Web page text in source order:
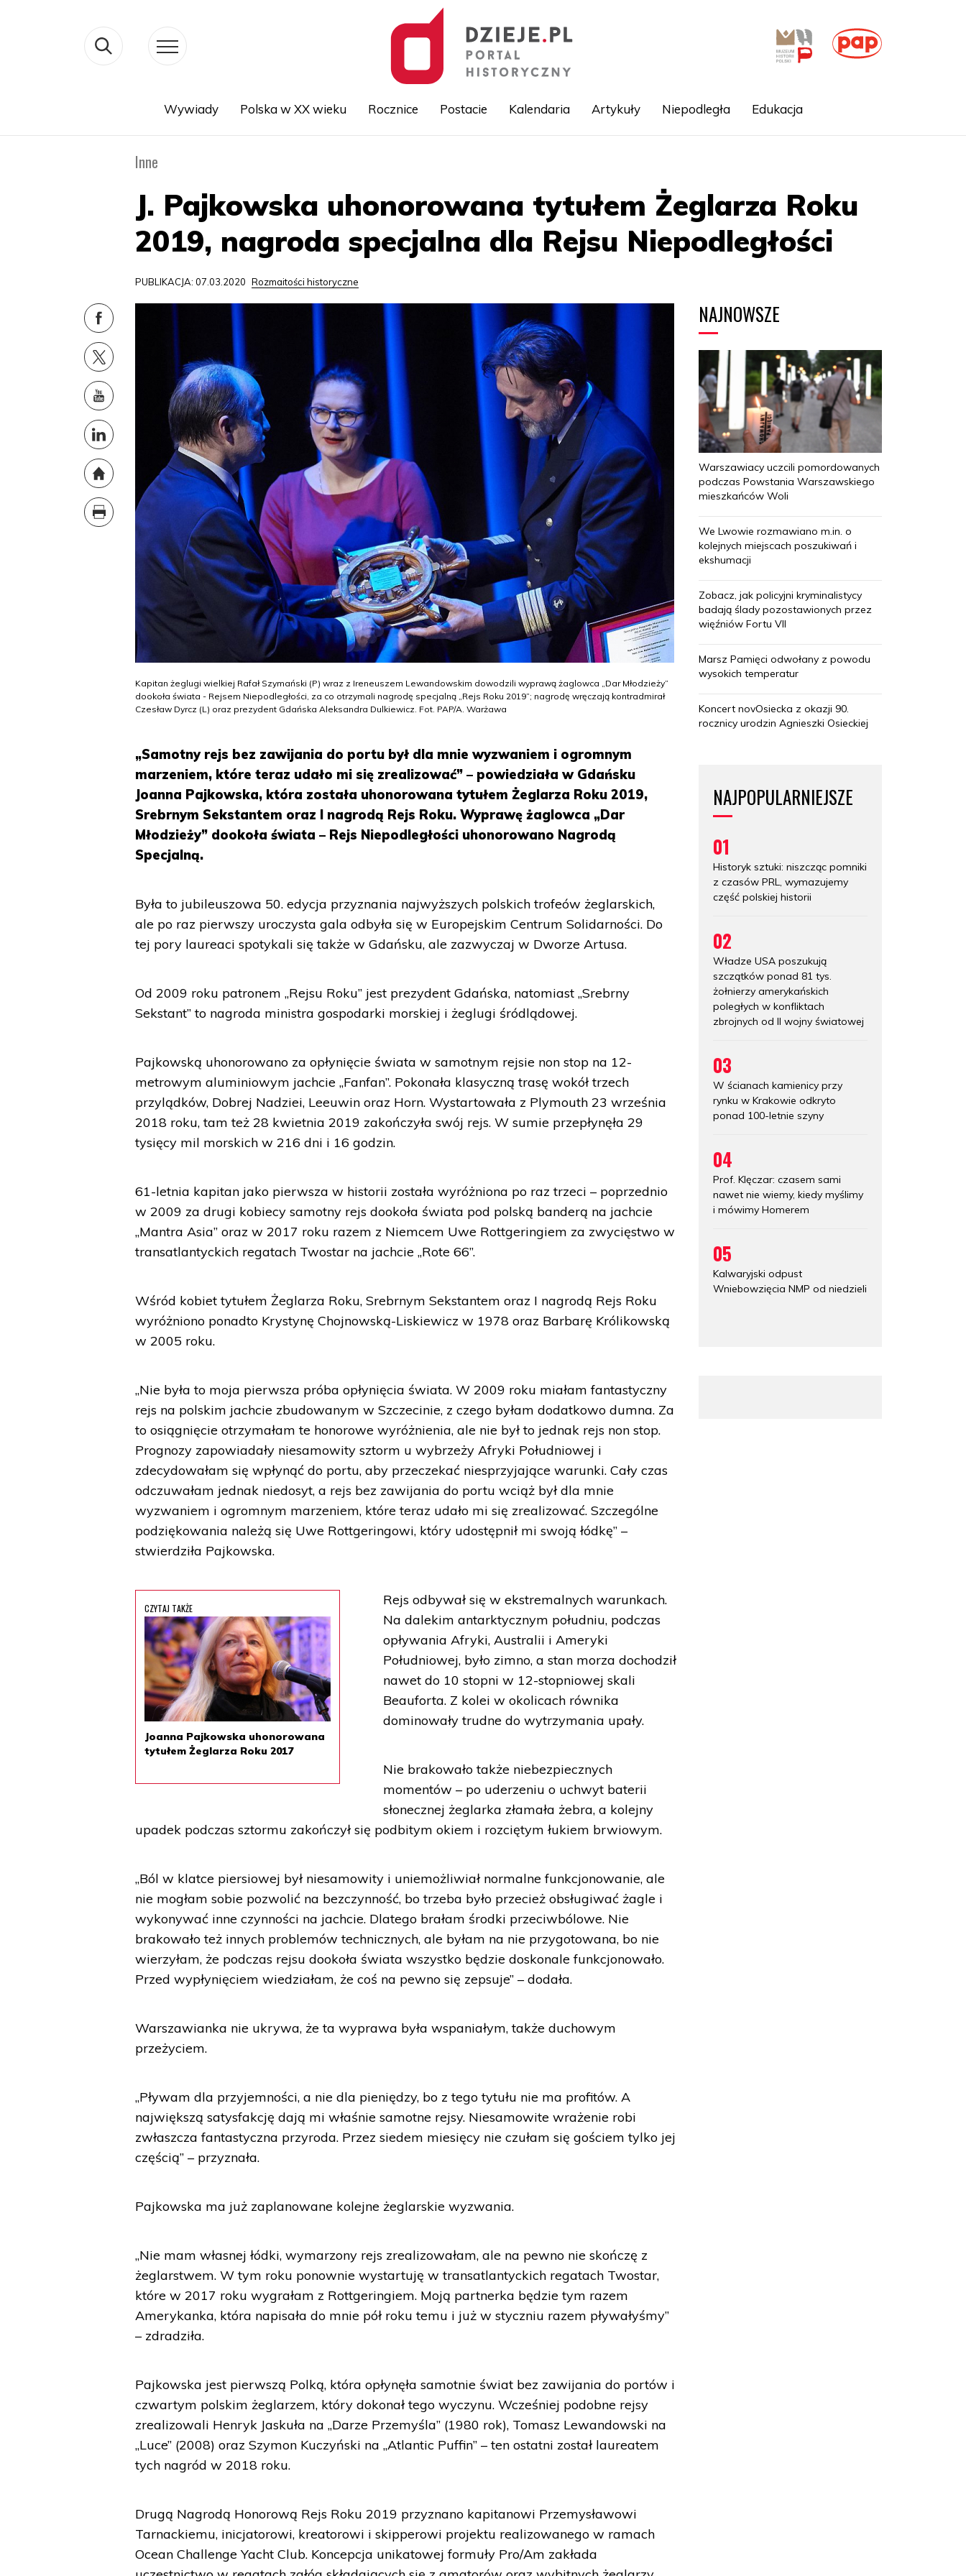
Wywiady Polska w XX wieku Rocznice Postacie Kalendaria Artykuły Niepodległa Edukacja
Inne
J. Pajkowska uhonorowana tytułem Żeglarza Roku
2019, nagroda specjalna dla Rejsu Niepodległości
PUBLIKACJA: 07.03.2020 Rozmaitości historyczne
Kapitan żeglugi wielkiej Rafał Szymański (P) wraz z Ireneuszem Lewandowskim dowodzili wyprawą żaglowca „Dar Młodzieży”
dookoła świata - Rejsem Niepodległości, za co otrzymali nagrodę specjalną „Rejs Roku 2019”; nagrodę wręczają kontradmirał
Czesław Dyrcz (L) oraz prezydent Gdańska Aleksandra Dulkiewicz. Fot. PAP/A. Warżawa
„Samotny rejs bez zawijania do portu był dla mnie wyzwaniem i ogromnym
marzeniem, które teraz udało mi się zrealizować” – powiedziała w Gdańsku
Joanna Pajkowska, która została uhonorowana tytułem Żeglarza Roku 2019,
Srebrnym Sekstantem oraz I nagrodą Rejs Roku. Wyprawę żaglowca „Dar
Młodzieży” dookoła świata – Rejs Niepodległości uhonorowano Nagrodą
Specjalną.
Była to jubileuszowa 50. edycja przyznania najwyższych polskich trofeów żeglarskich,
ale po raz pierwszy uroczysta gala odbyła się w Europejskim Centrum Solidarności. Do
tej pory laureaci spotykali się także w Gdańsku, ale zazwyczaj w Dworze Artusa.
Od 2009 roku patronem „Rejsu Roku” jest prezydent Gdańska, natomiast „Srebrny
Sekstant” to nagroda ministra gospodarki morskiej i żeglugi śródlądowej.
Pajkowską uhonorowano za opłynięcie świata w samotnym rejsie non stop na 12-
metrowym aluminiowym jachcie „Fanfan”. Pokonała klasyczną trasę wokół trzech
przylądków, Dobrej Nadziei, Leeuwin oraz Horn. Wystartowała z Plymouth 23 września
2018 roku, tam też 28 kwietnia 2019 zakończyła swój rejs. W sumie przepłynęła 29
tysięcy mil morskich w 216 dni i 16 godzin.
61-letnia kapitan jako pierwsza w historii została wyróżniona po raz trzeci – poprzednio
w 2009 za drugi kobiecy samotny rejs dookoła świata pod polską banderą na jachcie
„Mantra Asia” oraz w 2017 roku razem z Niemcem Uwe Rottgeringiem za zwycięstwo w
transatlantyckich regatach Twostar na jachcie „Rote 66”.
Wśród kobiet tytułem Żeglarza Roku, Srebrnym Sekstantem oraz I nagrodą Rejs Roku
wyróżniono ponadto Krystynę Chojnowską-Liskiewicz w 1978 oraz Barbarę Królikowską
w 2005 roku.
„Nie była to moja pierwsza próba opłynięcia świata. W 2009 roku miałam fantastyczny
rejs na polskim jachcie zbudowanym w Szczecinie, z czego byłam dodatkowo dumna. Za
to osiągnięcie otrzymałam te honorowe wyróżnienia, ale nie był to jednak rejs non stop.
Prognozy zapowiadały niesamowity sztorm u wybrzeży Afryki Południowej i
zdecydowałam się wpłynąć do portu, aby przeczekać niesprzyjające warunki. Cały czas
odczuwałam jednak niedosyt, a rejs bez zawijania do portu wciąż był dla mnie
wyzwaniem i ogromnym marzeniem, które teraz udało mi się zrealizować. Szczególne
podziękowania należą się Uwe Rottgeringowi, który udostępnił mi swoją łódkę” –
stwierdziła Pajkowska.
CZYTAJ TAKŻE
Joanna Pajkowska uhonorowana
tytułem Żeglarza Roku 2017
Rejs odbywał się w ekstremalnych warunkach.
Na dalekim antarktycznym południu, podczas
opływania Afryki, Australii i Ameryki
Południowej, było zimno, a stan morza dochodził
nawet do 10 stopni w 12-stopniowej skali
Beauforta. Z kolei w okolicach równika
dominowały trudne do wytrzymania upały.
Nie brakowało także niebezpiecznych
momentów – po uderzeniu o uchwyt baterii
słonecznej żeglarka złamała żebra, a kolejny
upadek podczas sztormu zakończył się podbitym okiem i rozciętym łukiem brwiowym.
„Ból w klatce piersiowej był niesamowity i uniemożliwiał normalne funkcjonowanie, ale
nie mogłam sobie pozwolić na bezczynność, bo trzeba było przecież obsługiwać żagle i
wykonywać inne czynności na jachcie. Dlatego brałam środki przeciwbólowe. Nie
brakowało też innych problemów technicznych, ale byłam na nie przygotowana, bo nie
wierzyłam, że podczas rejsu dookoła świata wszystko będzie doskonale funkcjonowało.
Przed wypłynięciem wiedziałam, że coś na pewno się zepsuje” – dodała.
Warszawianka nie ukrywa, że ta wyprawa była wspaniałym, także duchowym
przeżyciem.
„Pływam dla przyjemności, a nie dla pieniędzy, bo z tego tytułu nie ma profitów. A
największą satysfakcję dają mi właśnie samotne rejsy. Niesamowite wrażenie robi
zwłaszcza fantastyczna przyroda. Przez siedem miesięcy nie czułam się gościem tylko jej
częścią” – przyznała.
Pajkowska ma już zaplanowane kolejne żeglarskie wyzwania.
„Nie mam własnej łódki, wymarzony rejs zrealizowałam, ale na pewno nie skończę z
żeglarstwem. W tym roku ponownie wystartuję w transatlantyckich regatach Twostar,
które w 2017 roku wygrałam z Rottgeringiem. Moją partnerka będzie tym razem
Amerykanka, która napisała do mnie pół roku temu i już w styczniu razem pływałyśmy”
– zdradziła.
Pajkowska jest pierwszą Polką, która opłynęła samotnie świat bez zawijania do portów i
czwartym polskim żeglarzem, który dokonał tego wyczynu. Wcześniej podobne rejsy
zrealizowali Henryk Jaskuła na „Darze Przemyśla” (1980 rok), Tomasz Lewandowski na
„Luce” (2008) oraz Szymon Kuczyński na „Atlantic Puffin” – ten ostatni został laureatem
tych nagród w 2018 roku.
Drugą Nagrodą Honorową Rejs Roku 2019 przyznano kapitanowi Przemysławowi
Tarnackiemu, inicjatorowi, kreatorowi i skipperowi projektu realizowanego w ramach
Ocean Challenge Yacht Club. Koncepcja unikatowej formuły Pro/Am zakłada
NAJNOWSZE
Warszawiacy uczcili pomordowanych
podczas Powstania Warszawskiego
mieszkańców Woli
We Lwowie rozmawiano m.in. o
kolejnych miejscach poszukiwań i
ekshumacji
Zobacz, jak policyjni kryminalistycy
badają ślady pozostawionych przez
więźniów Fortu VII
Marsz Pamięci odwołany z powodu
wysokich temperatur
Koncert novOsiecka z okazji 90.
rocznicy urodzin Agnieszki Osieckiej
NAJPOPULARNIEJSZE
01
Historyk sztuki: niszcząc pomniki
z czasów PRL, wymazujemy
część polskiej historii
02
Władze USA poszukują
szczątków ponad 81 tys.
żołnierzy amerykańskich
poległych w konfliktach
zbrojnych od II wojny światowej
03
W ścianach kamienicy przy
rynku w Krakowie odkryto
ponad 100-letnie szyny
04
Prof. Klęczar: czasem sami
nawet nie wiemy, kiedy myślimy
i mówimy Homerem
05
Kalwaryjski odpust
Wniebowzięcia NMP od niedzieli